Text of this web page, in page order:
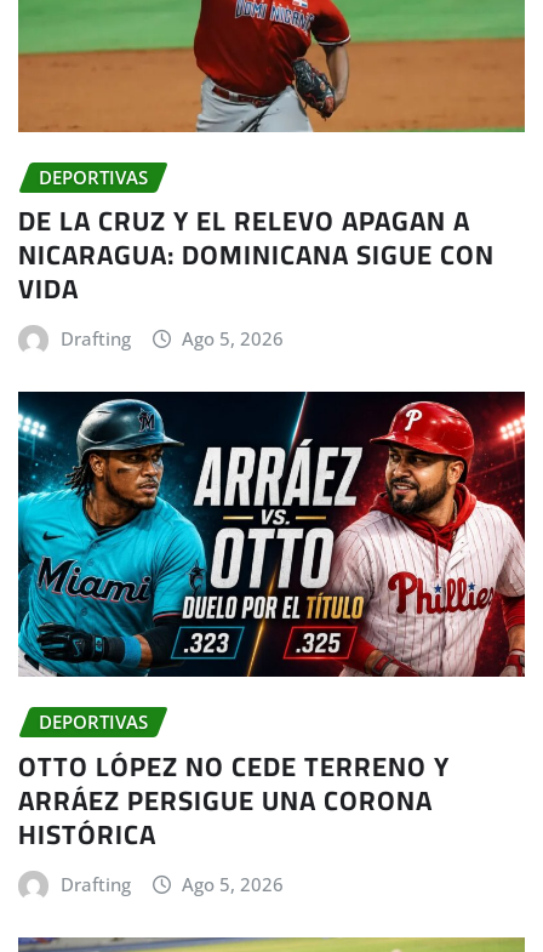
DEPORTIVAS
DE LA CRUZ Y EL RELEVO APAGAN A
NICARAGUA: DOMINICANA SIGUE CON
VIDA
Drafting Ago 5, 2026
DEPORTIVAS
OTTO LÓPEZ NO CEDE TERRENO Y
ARRÁEZ PERSIGUE UNA CORONA
HISTÓRICA
Drafting Ago 5, 2026